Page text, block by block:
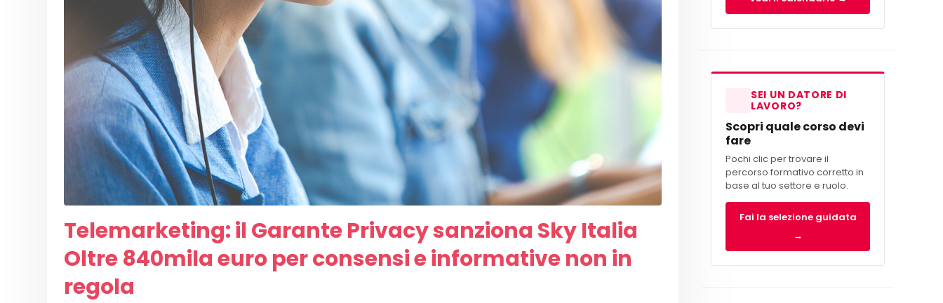
Telemarketing: il Garante Privacy sanziona Sky Italia
Oltre 840mila euro per consensi e informative non in
regola
SEI UN DATORE DI
LAVORO?
Scopri quale corso devi
fare
Pochi clic per trovare il
percorso formativo corretto in
base al tuo settore e ruolo.
Fai la selezione guidata
→